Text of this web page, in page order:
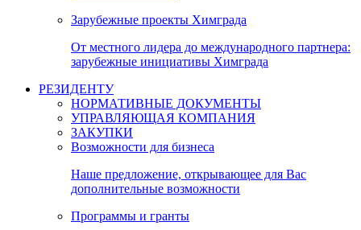
Зарубежные проекты Химграда
От местного лидера до международного партнера:
зарубежные инициативы Химграда
РЕЗИДЕНТУ
НОРМАТИВНЫЕ ДОКУМЕНТЫ
УПРАВЛЯЮЩАЯ КОМПАНИЯ
ЗАКУПКИ
Возможности для бизнеса
Наше предложение, открывающее для Вас
дополнительные возможности
Программы и гранты